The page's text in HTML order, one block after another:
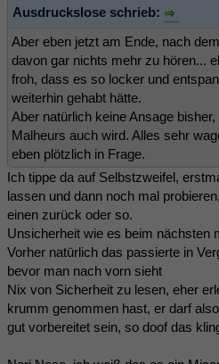
Ausdruckslose schrieb:
Aber eben jetzt am Ende, nach
davon gar nichts mehr zu hören...
froh, dass es so locker und
weiterhin gehabt hätte.
Aber natürlich keine Ansage
Malheurs auch wird. Alles sehr
eben plötzlich in Frage.
Ich tippe da auf Selbstzweifel,
lassen und dann noch mal
einen zurück oder so.
Unsicherheit wie es beim nächsten
Vorher natürlich das passierte in
bevor man nach vorn sieht
Nix von Sicherheit zu lesen, eher
krumm genommen hast, er darf
gut vorbereitet sein, so doof das